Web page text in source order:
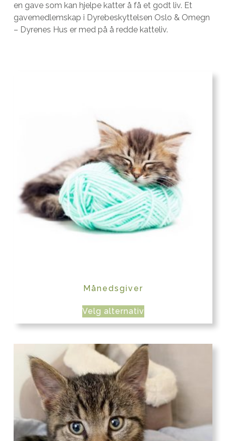
en gave som kan hjelpe katter å få et godt liv. Et
gavemedlemskap i Dyrebeskyttelsen Oslo & Omegn
– Dyrenes Hus er med på å redde katteliv.
Månedsgiver
Velg alternativ